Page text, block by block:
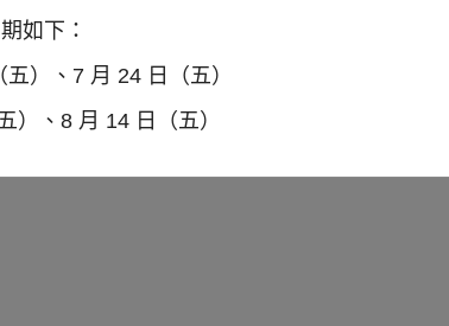
以學門找學校
師資
如下：
）、7 月 24 日（五）
）、8 月 14 日（五）